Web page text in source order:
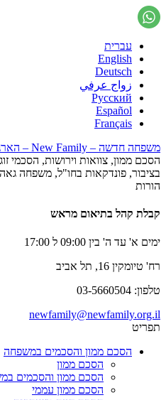
עברית
English
Deutsch
زواج عرفي
Русский
Español
Français
משפחה חדשה – New Family – הארגון לקידום זכויות המשפחה
הסכם ממון, צוואות וירושות, הסכמי
בציבור, פונדקאות בחו"ל, משפחה
הורות
קבלת קהל בתיאום מראש
ימים א' עד ה' בין 09:00 ל 17:00
רח' טיומקין 16, תל אביב
טלפון: 03-5660504
newfamily@newfamily.org.il
תפריט
הסכם ממון והסכמים במשפחה
הסכם ממון
הסכם ממון והסכמים
הסכם ממון עממי